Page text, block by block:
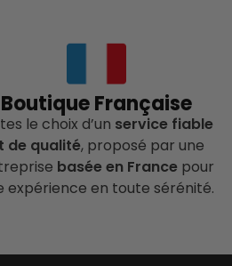
Boutique Française
le choix d’un service fiable
de qualité, proposé par une
basée en France pour
expérience en toute sérénité.